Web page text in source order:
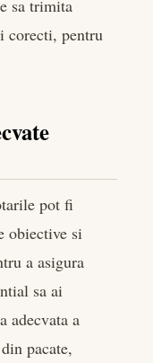
sa trimita
corecti, pentru
pot fi
obiective si
a asigura
sa ai
adecvata a
pacate,